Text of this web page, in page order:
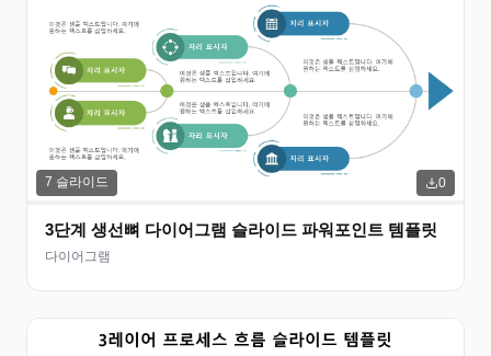
7 슬라이드 0
3단계 생선뼈 다이어그램 슬라이드 파워포인트 템플릿
다이어그램